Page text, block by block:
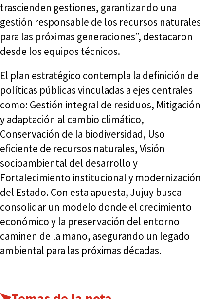
trascienden gestiones, garantizando una
gestión responsable de los recursos naturales
para las próximas generaciones”, destacaron
desde los equipos técnicos.
El plan estratégico contempla la definición de
políticas públicas vinculadas a ejes centrales
como: Gestión integral de residuos, Mitigación
y adaptación al cambio climático,
Conservación de la biodiversidad, Uso
eficiente de recursos naturales, Visión
socioambiental del desarrollo y
Fortalecimiento institucional y modernización
del Estado. Con esta apuesta, Jujuy busca
consolidar un modelo donde el crecimiento
económico y la preservación del entorno
caminen de la mano, asegurando un legado
ambiental para las próximas décadas.